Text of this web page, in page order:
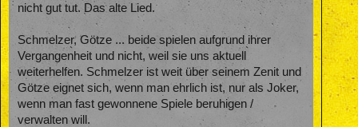
nicht gut tut. Das alte Lied.
Schmelzer, Götze ... beide spielen aufgrund ihrer
Vergangenheit und nicht, weil sie uns aktuell
weiterhelfen. Schmelzer ist weit über seinem Zenit und
Götze eignet sich, wenn man ehrlich ist, nur als Joker,
wenn man fast gewonnene Spiele beruhigen /
verwalten will.